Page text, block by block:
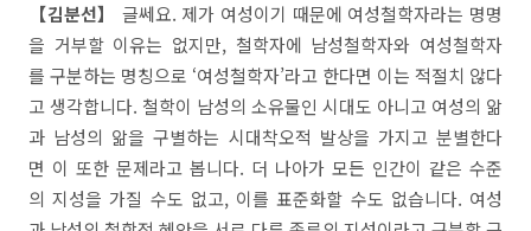
【김분선】
글쎄요. 제가 여성이기 때문에 여성철학자라는 명명
을 거부할 이유는 없지만, 철학자에 남성철학자와 여성철학자
를 구분하는 명칭으로 ‘여성철학자’라고 한다면 이는 적절치 않다
고 생각합니다. 철학이 남성의 소유물인 시대도 아니고 여성의 앎
과 남성의 앎을 구별하는 시대착오적 발상을 가지고 분별한다
면 이 또한 문제라고 봅니다. 더 나아가 모든 인간이 같은 수준
의 지성을 가질 수도 없고, 이를 표준화할 수도 없습니다. 여성